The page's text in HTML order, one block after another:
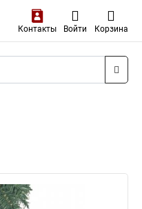
Контакты Войти Корзина